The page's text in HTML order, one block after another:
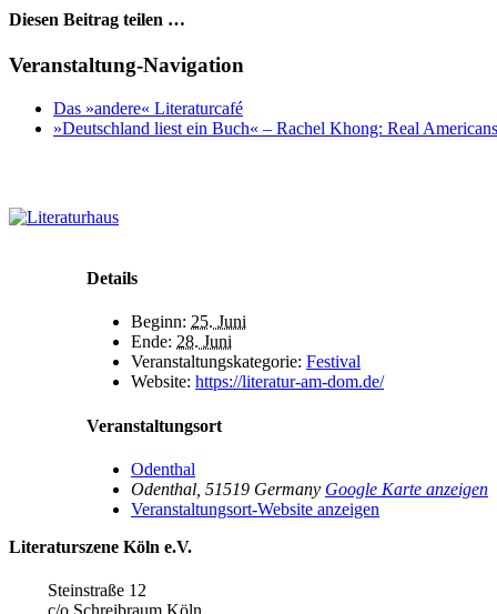
Diesen Beitrag teilen …
Facebook
X
WhatsApp
Pinterest
E-
Veranstaltung-Navigation
Das »andere« Literaturcafé
»Deutschland liest ein Buch« – Rachel Khong: Real Americans
Details
Beginn: 25. Juni
Ende: 28. Juni
Veranstaltungskategorie: Festival
Website: https://literatur-am-dom.de/
Veranstaltungsort
Odenthal
Odenthal 51519 Germany Google Karte anzeigen
Veranstaltungsort-Website anzeigen
Literaturszene Köln e.V.
Steinstraße 12
c/o Schreibraum Köln